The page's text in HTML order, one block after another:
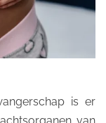
is er
van